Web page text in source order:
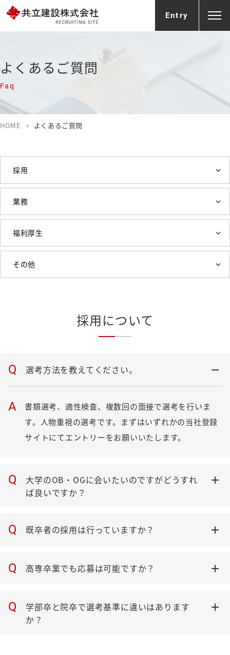
Entry
よくあるご質問
Faq
HOME chevron_right よくあるご質問
採用
業務
福利厚生
その他
採用について
Q 選考方法を教えてください。
A
書類選考、適性検査、複数回の面接で選考を行いま
す。人物重視の選考です。まずはいずれかの当社登録
サイトにてエントリーをお願いいたします。
Q
大学のOB・OGに会いたいのですがどうすれ
ば良いですか？
Q 既卒者の採用は行っていますか？
Q 高専卒業でも応募は可能ですか？
Q
学部卒と院卒で選考基準に違いはあります
か？